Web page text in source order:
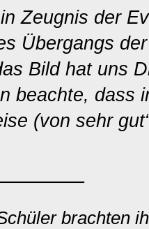
Zeugnis der
Übergangs
Bild hat uns
beachte, dass
(von sehr
brachten